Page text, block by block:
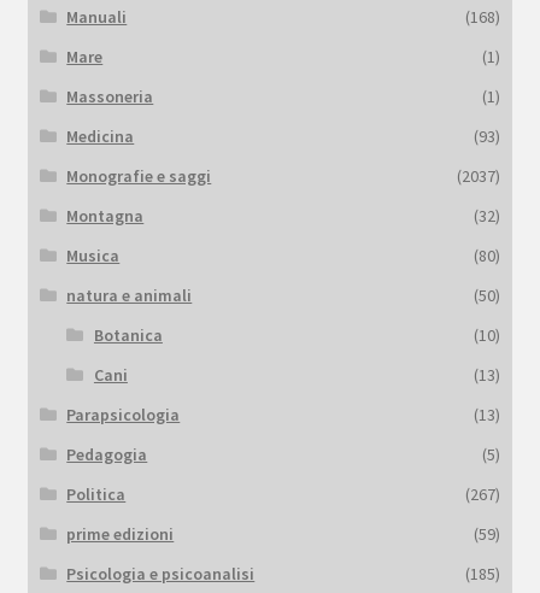
Manuali
(168)
Mare
(1)
Massoneria
(1)
Medicina
(93)
Monografie e saggi
(2037)
Montagna
(32)
Musica
(80)
natura e animali
(50)
Botanica
(10)
Cani
(13)
Parapsicologia
(13)
Pedagogia
(5)
Politica
(267)
prime edizioni
(59)
Psicologia e psicoanalisi
(185)